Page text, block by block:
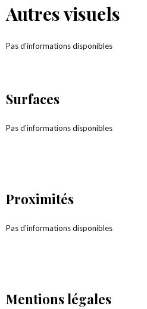
Autres visuels
Pas d'informations disponibles
Surfaces
Pas d'informations disponibles
Proximités
Pas d'informations disponibles
Mentions légales